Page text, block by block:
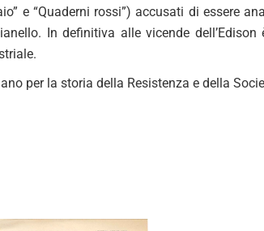
e “Quaderni rossi”) accusati di essere
In definitiva alle vicende
per la storia della Resistenza e della